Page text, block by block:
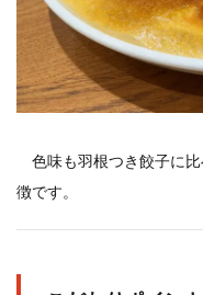
色味も羽根つき餃子に
徴です。